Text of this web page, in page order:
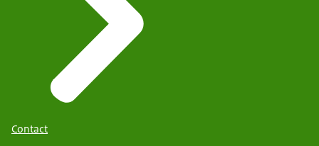
Contact